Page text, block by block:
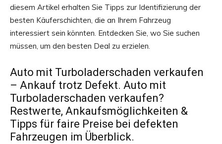
diesem Artikel erhalten Sie Tipps zur Identifizierung der
besten Käuferschichten, die an Ihrem Fahrzeug
interessiert sein könnten. Entdecken Sie, wo Sie suchen
müssen, um den besten Deal zu erzielen.
Auto mit Turboladerschaden verkaufen
– Ankauf trotz Defekt. Auto mit
Turboladerschaden verkaufen?
Restwerte, Ankaufsmöglichkeiten &
Tipps für faire Preise bei defekten
Fahrzeugen im Überblick.